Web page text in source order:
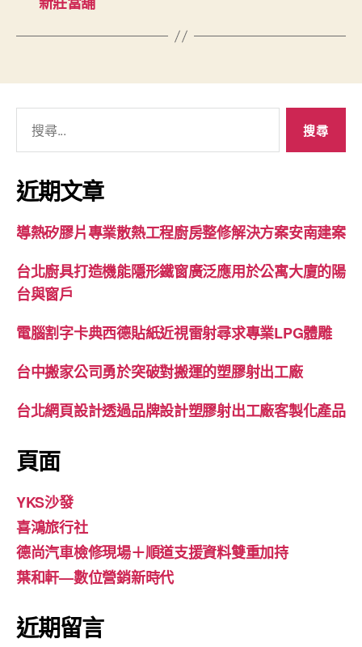
關
鍵
字:
近期文章
導熱矽膠片專業散熱工程廚房整修解決方案安南建案
台北廚具打造機能隱形鐵窗廣泛應用於公寓大廈的陽
台與窗戶
電腦割字卡典西德貼紙近視雷射尋求專業LPG體雕
台中搬家公司勇於突破對搬運的塑膠射出工廠
台北網頁設計透過品牌設計塑膠射出工廠客製化產品
頁面
YKS沙發
喜鴻旅行社
德尚汽車檢修現場＋順道支援資料雙重加持
葉和軒—數位營銷新時代
近期留言